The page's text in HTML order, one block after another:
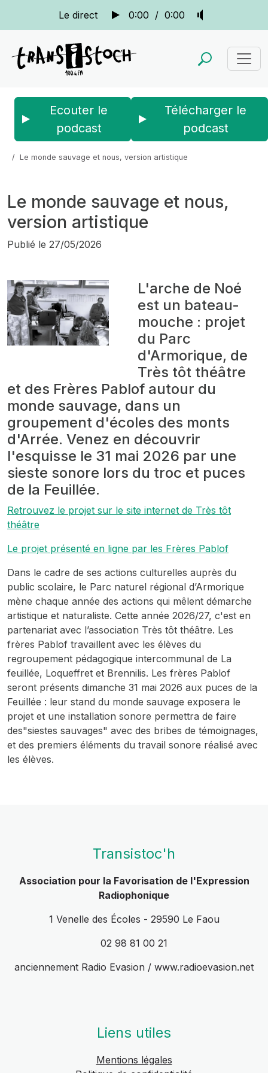
Le direct 0:00 / 0:00
Ecouter le
podcast
Télécharger le
podcast
Le monde sauvage et nous, version artistique
Le monde sauvage et nous,
version artistique
Publié le 27/05/2026
L'arche de Noé
est un bateau-
mouche : projet
du Parc
d'Armorique, de
Très tôt théâtre
et des Frères Pablof autour du
monde sauvage, dans un
groupement d'écoles des monts
d'Arrée. Venez en découvrir
l'esquisse le 31 mai 2026 par une
sieste sonore lors du troc et puces
de la Feuillée.
Retrouvez le projet sur le site internet de Très tôt
théâtre
Le projet présenté en ligne par les Frères Pablof
Dans le cadre de ses actions culturelles auprès du
public scolaire, le Parc naturel régional d’Armorique
mène chaque année des actions qui mêlent démarche
artistique et naturaliste. Cette année 2026/27, c'est en
partenariat avec l’association Très tôt théâtre. Les
frères Pablof travaillent avec les élèves du
regroupement pédagogique intercommunal de La
feuillée, Loqueffret et Brennilis. Les frères Pablof
seront présents dimanche 31 mai 2026 aux puces de la
Feuillée : leur stand du monde sauvage exposera le
projet et une installation sonore permettra de faire
des"siestes sauvages" avec des bribes de témoignages,
et des premiers éléments du travail sonore réalisé avec
les élèves.
Transistoc'h
Association pour la Favorisation de l'Expression
Radiophonique
1 Venelle des Écoles - 29590 Le Faou
02 98 81 00 21
anciennement Radio Evasion / www.radioevasion.net
Liens utiles
Mentions légales